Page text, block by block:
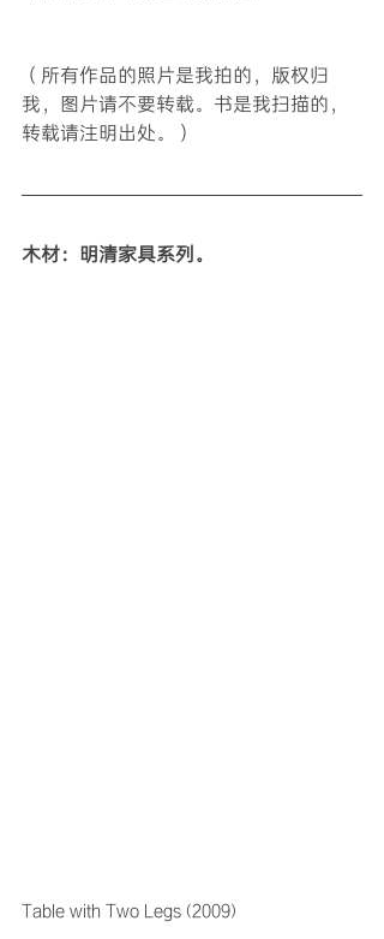
（所有作品的照片是我拍的，版权归
我，图片请不要转载。书是我扫描的，
转载请注明出处。）
木材：明清家具系列。
Table with Two Legs (2009)